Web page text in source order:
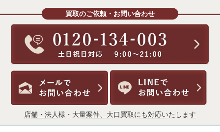
買取のご依頼・お問い合わせ
店舗・法人様・大量案件、大口買取にも対応いたします